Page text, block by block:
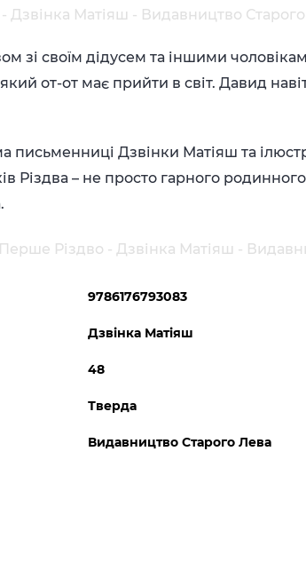
Дзвінка Матіяш - Видавництво
зі своїм дідусем та іншими
от-от має прийти в світ. Давид
письменниці Дзвінки Матіяш та
Різдва – не просто гарного
Перше Різдво - Дзвінка Матіяш -
9786176793083
Дзвінка Матіяш
48
Тверда
Видавництво Старого Лева